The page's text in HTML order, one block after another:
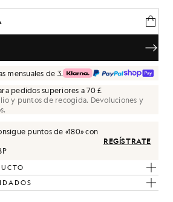
mensuales de 3.
pedidos superiores a 70 £
y puntos de recogida. Devoluciones y
puntos de «180» con
REGÍSTRATE